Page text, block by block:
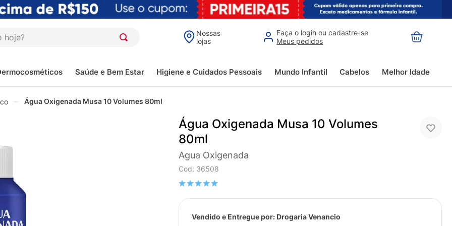
Nossas
lojas
Faça o login ou cadastre-se
Meus pedidos
Saúde e Bem Estar Higiene e Cuidados Pessoais Mundo Infantil Cabelos Melhor Idade
Água Oxigenada Musa 10 Volumes 80ml
Água Oxigenada Musa 10 Volumes
80ml
Agua Oxigenada
Cod: 36508
Vendido e Entregue por: Drogaria Venancio